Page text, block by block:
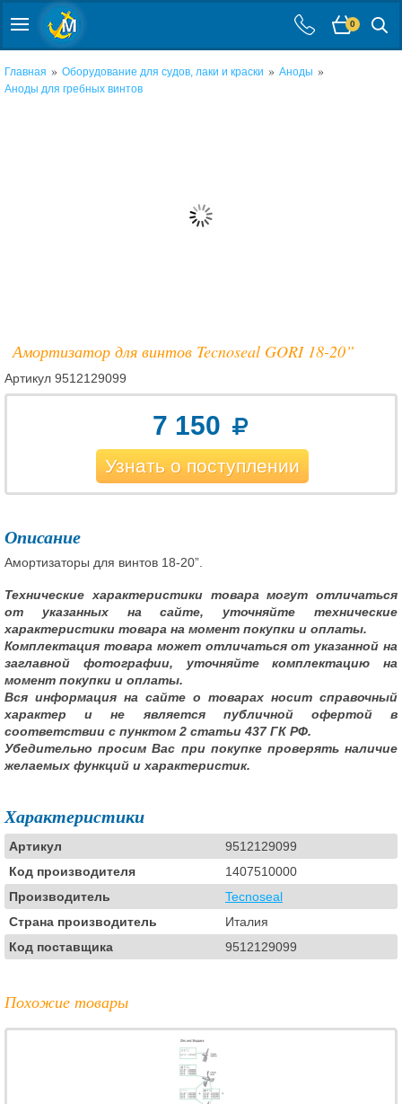
0
Главная » Оборудование для судов, лаки и краски » Аноды »
Аноды для гребных винтов
Амортизатор для винтов Tecnoseal GORI 18-20”
Артикул 9512129099
7 150
Узнать о поступлении
Описание
Амортизаторы для винтов 18-20”.
Технические характеристики товара могут отличаться
от указанных на сайте, уточняйте технические
характеристики товара на момент покупки и оплаты.
Комплектация товара может отличаться от указанной на
заглавной фотографии, уточняйте комплектацию на
момент покупки и оплаты.
Вся информация на сайте о товарах носит справочный
характер и не является публичной офертой в
соответствии с пунктом 2 статьи 437 ГК РФ.
Убедительно просим Вас при покупке проверять наличие
желаемых функций и характеристик.
Характеристики
Артикул
9512129099
Код производителя
1407510000
Производитель
Tecnoseal
Страна производитель
Италия
Код поставщика
9512129099
Похожие товары